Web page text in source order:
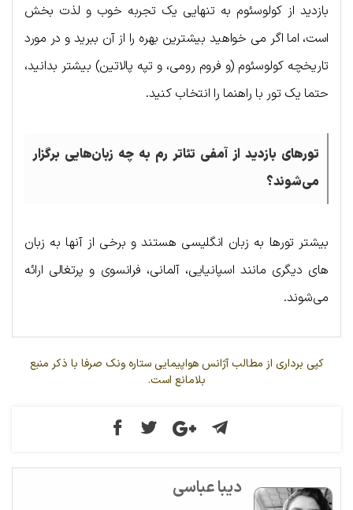
بازدید از کولوسئوم به تنهایی یک تجربه خوب و لذت بخش
است، اما اگر می خواهید بیشترین بهره را از آن ببرید و در مورد
تاریخچه کولوسئوم (و فروم رومی، و تپه پالاتین) بیشتر بدانید،
حتما یک تور با راهنما را انتخاب کنید.
تورهای بازدید از آمفی تئاتر رم به چه زبان‌هایی برگزار
می‌شوند؟
بیشتر تورها به زبان انگلیسی هستند و برخی از آنها به زبان
های دیگری مانند اسپانیایی، آلمانی، فرانسوی و پرتغالی ارائه
می‌شوند.
کپی برداری از مطالب آژانس هواپیمایی ستاره ونک صرفا با ذکر منبع
بلامانع است.
دیبا عباسی